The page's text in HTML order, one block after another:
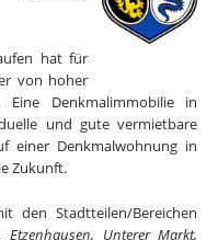
hat für
von hoher
Eine Denkmalimmobilie in
und gute vermietbare
einer Denkmalwohnung in
Zukunft.
den Stadtteilen/Bereichen
Unterer Markt,